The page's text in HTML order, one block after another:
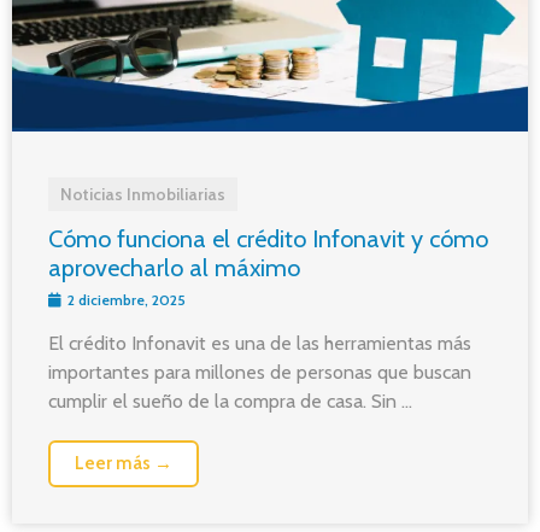
Noticias Inmobiliarias
Cómo funciona el crédito Infonavit y cómo
aprovecharlo al máximo
2 diciembre, 2025
El crédito Infonavit es una de las herramientas más
importantes para millones de personas que buscan
cumplir el sueño de la compra de casa. Sin ...
Leer más →